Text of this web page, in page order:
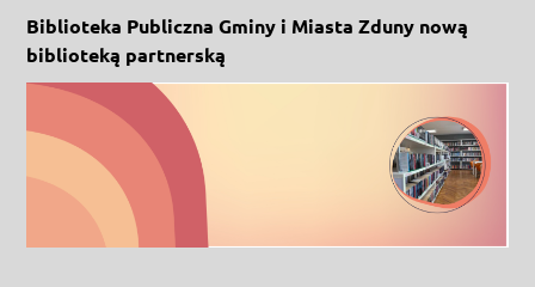
Biblioteka Publiczna Gminy i Miasta Zduny nową
biblioteką partnerską